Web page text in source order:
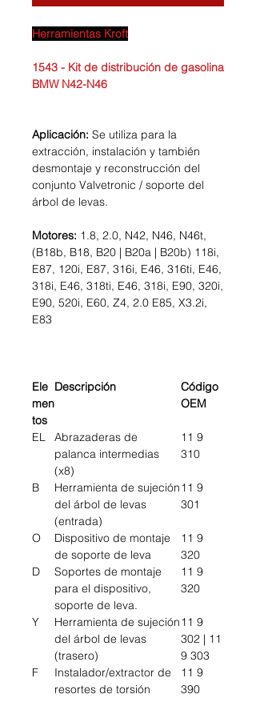
Herramientas Kroft
1543 - Kit de distribución de gasolina
BMW N42-N46
Aplicación: Se utiliza para la
extracción, instalación y también
desmontaje y reconstrucción del
conjunto Valvetronic / soporte del
árbol de levas.
Motores: 1.8, 2.0, N42, N46, N46t,
(B18b, B18, B20 | B20a | B20b) 118i,
E87, 120i, E87, 316i, E46, 316ti, E46,
318i, E46, 318ti, E46, 318i, E90, 320i,
E90, 520i, E60, Z4, 2.0 E85, X3.2i,
E83
Ele
men
tos
Descripción
Código
OEM
EL
Abrazaderas de
palanca intermedias
(x8)
11 9
310
B
Herramienta de sujeción
del árbol de levas
(entrada)
11 9
301
O
Dispositivo de montaje
de soporte de leva
11 9
320
D
Soportes de montaje
para el dispositivo,
soporte de leva.
11 9
320
Y
Herramienta de sujeción
del árbol de levas
(trasero)
11 9
302 | 11
9 303
F
Instalador/extractor de
resortes de torsión
11 9
390